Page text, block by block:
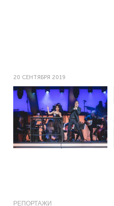
20 СЕНТЯБРЯ 2019
РЕПОРТАЖИ